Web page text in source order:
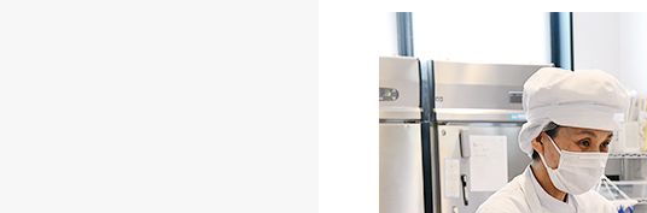
創業してからずっと変わらず
耳を傾け、その人の想いや大
正面から向き合い応援していく